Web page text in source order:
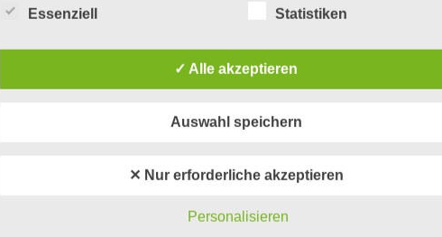
Kurze Begriffserklärung
Aus diesem Grund steht es jeder betroffenen Person frei,
telefonisch, an uns zu übermitteln.
Europäischen Richtlinien- und Verordnungsgeber beim Erlass der
Datenschutzerklärung soll sowohl für die Öffentlichkeit als auch für
Kunden und Geschäftspartner einfach lesbar und verständlich sein.
Essenziell Statistiken
✓ Alle akzeptieren
Auswahl speichern
✕ Nur erforderliche akzeptieren
Personalisieren